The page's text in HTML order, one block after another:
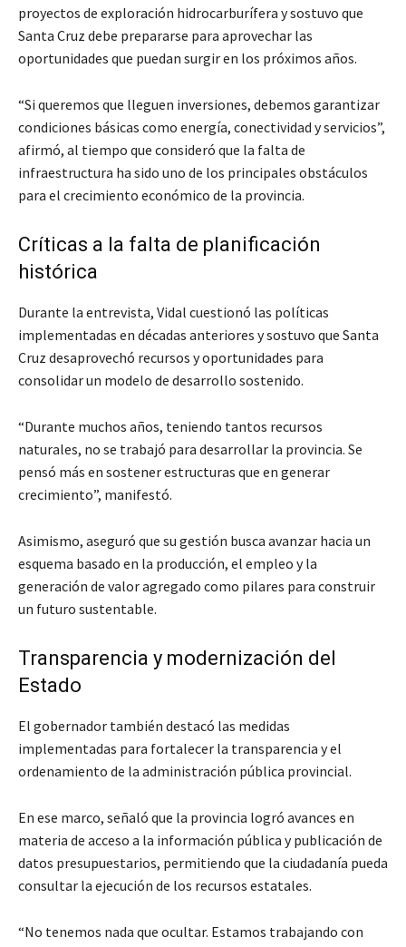
proyectos de exploración hidrocarburífera y sostuvo que
Santa Cruz debe prepararse para aprovechar las
oportunidades que puedan surgir en los próximos años.
“Si queremos que lleguen inversiones, debemos garantizar
condiciones básicas como energía, conectividad y servicios”,
afirmó, al tiempo que consideró que la falta de
infraestructura ha sido uno de los principales obstáculos
para el crecimiento económico de la provincia.
Críticas a la falta de planificación
histórica
Durante la entrevista, Vidal cuestionó las políticas
implementadas en décadas anteriores y sostuvo que Santa
Cruz desaprovechó recursos y oportunidades para
consolidar un modelo de desarrollo sostenido.
“Durante muchos años, teniendo tantos recursos
naturales, no se trabajó para desarrollar la provincia. Se
pensó más en sostener estructuras que en generar
crecimiento”, manifestó.
Asimismo, aseguró que su gestión busca avanzar hacia un
esquema basado en la producción, el empleo y la
generación de valor agregado como pilares para construir
un futuro sustentable.
Transparencia y modernización del
Estado
El gobernador también destacó las medidas
implementadas para fortalecer la transparencia y el
ordenamiento de la administración pública provincial.
En ese marco, señaló que la provincia logró avances en
materia de acceso a la información pública y publicación de
datos presupuestarios, permitiendo que la ciudadanía pueda
consultar la ejecución de los recursos estatales.
“No tenemos nada que ocultar. Estamos trabajando con